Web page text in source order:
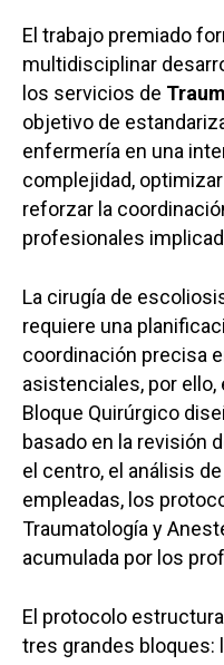
El trabajo premiado
multidisciplinar
los servicios de
objetivo de
enfermería en una
complejidad,
reforzar la
profesionales
La cirugía de
requiere una
coordinación precisa
asistenciales, por
Bloque Quirúrgico
basado en la revisión
el centro, el análisis
empleadas, los
Traumatología y
acumulada por los
El protocolo
tres grandes bloques: